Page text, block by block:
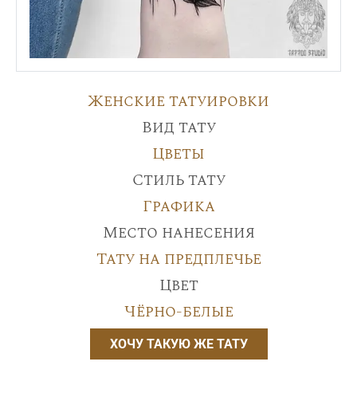
Женские татуировки
Вид тату
Цветы
Стиль тату
Графика
Место нанесения
Тату на предплечье
Цвет
Чёрно-белые
ХОЧУ ТАКУЮ ЖЕ ТАТУ